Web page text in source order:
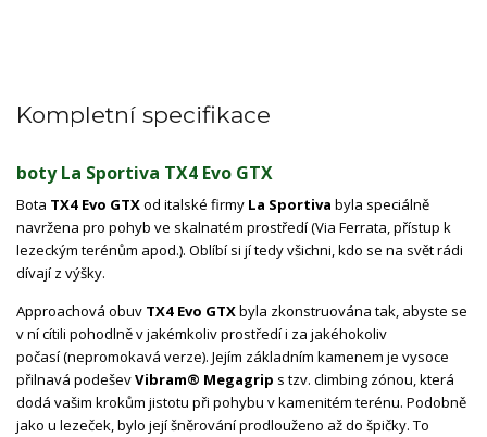
Kompletní specifikace
boty La Sportiva TX4 Evo GTX
Bota TX4 Evo GTXod italské firmy La Sportiva byla speciálně
navržena pro pohyb ve skalnatém prostředí (Via Ferrata, přístup k
lezeckým terénům apod.). Oblíbí si jí tedy všichni, kdo se na svět rádi
dívají z výšky.
Approachová obuv TX4 Evo GTXbyla zkonstruována tak, abyste se
v ní cítili pohodlně v jakémkoliv prostředí i za jakéhokoliv
počasí (nepromokavá verze). Jejím základním kamenem je vysoce
přilnavá podeševVibram® Megagrip s tzv. climbing zónou, která
dodá vašim krokům jistotu při pohybu v kamenitém terénu. Podobně
jako u lezeček, bylo její šněrování prodlouženo až do špičky. To